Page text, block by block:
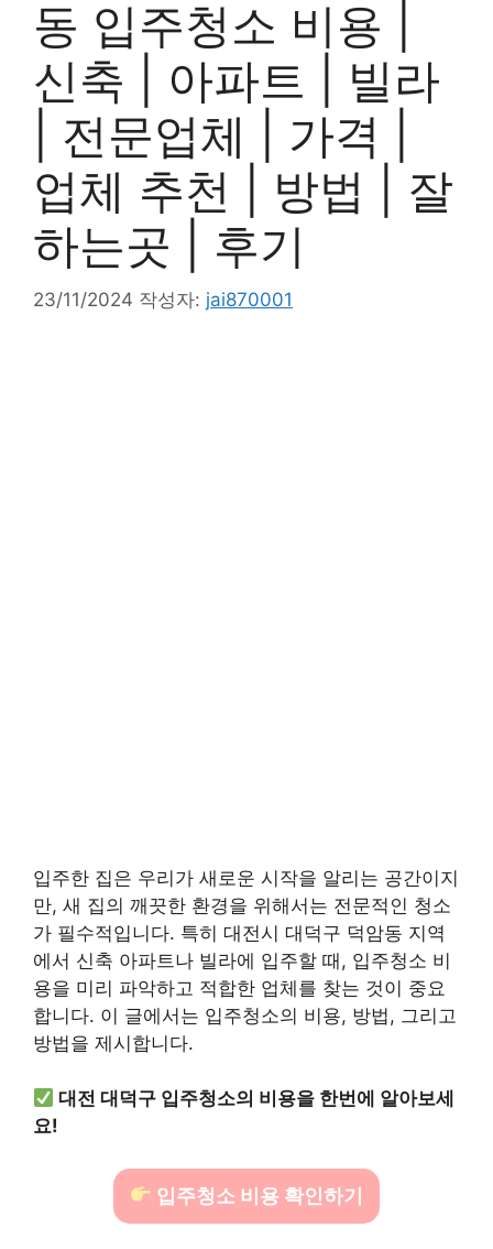
동 입주청소 비용 |
신축 | 아파트 | 빌라
| 전문업체 | 가격 |
업체 추천 | 방법 | 잘
하는곳 | 후기
23/11/2024 작성자: jai870001
입주한 집은 우리가 새로운 시작을 알리는 공간이지
만, 새 집의 깨끗한 환경을 위해서는 전문적인 청소
가 필수적입니다. 특히 대전시 대덕구 덕암동 지역
에서 신축 아파트나 빌라에 입주할 때, 입주청소 비
용을 미리 파악하고 적합한 업체를 찾는 것이 중요
합니다. 이 글에서는 입주청소의 비용, 방법, 그리고
방법을 제시합니다.
대전 대덕구 입주청소의 비용을 한번에 알아보세
요!
입주청소 비용 확인하기